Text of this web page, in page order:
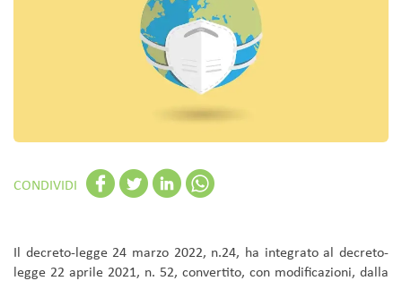
CONDIVIDI
Il decreto-legge 24 marzo 2022, n.24, ha integrato al decreto-
legge 22 aprile 2021, n. 52, convertito, con modificazioni, dalla